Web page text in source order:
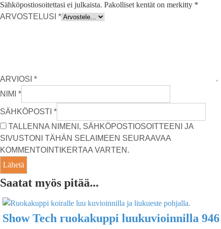
Sähköpostiosoitettasi ei julkaista. Pakolliset kentät on merkitty *
ARVOSTELUSI *
ARVIOSI *
NIMI *
SÄHKÖPOSTI *
TALLENNA NIMENI, SÄHKÖPOSTIOSOITTEENI JA
SIVUSTONI TÄHÄN SELAIMEEN SEURAAVAA
KOMMENTOINTIKERTAA VARTEN.
Saatat myös pitää...
Show Tech ruokakuppi luukuvioinnilla 946